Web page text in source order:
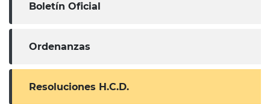
Boletín Oficial
Ordenanzas
Resoluciones H.C.D.